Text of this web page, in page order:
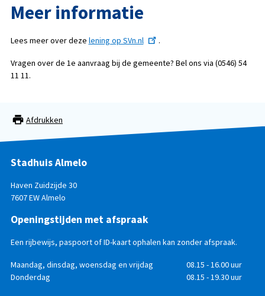
Meer informatie
Lees meer over deze lening op SVn.nl .
Vragen over de 1e aanvraag bij de gemeente? Bel ons via (0546) 54
11 11.
Afdrukken
Stadhuis Almelo
Haven Zuidzijde 30
7607 EW Almelo
Openingstijden met afspraak
Een rijbewijs, paspoort of ID-kaart ophalen kan zonder afspraak.
Openingstijden
DagTijd
Maandag, dinsdag, woensdag en vrijdag
08.15 - 16.00 uur
Donderdag
08.15 - 19.30 uur